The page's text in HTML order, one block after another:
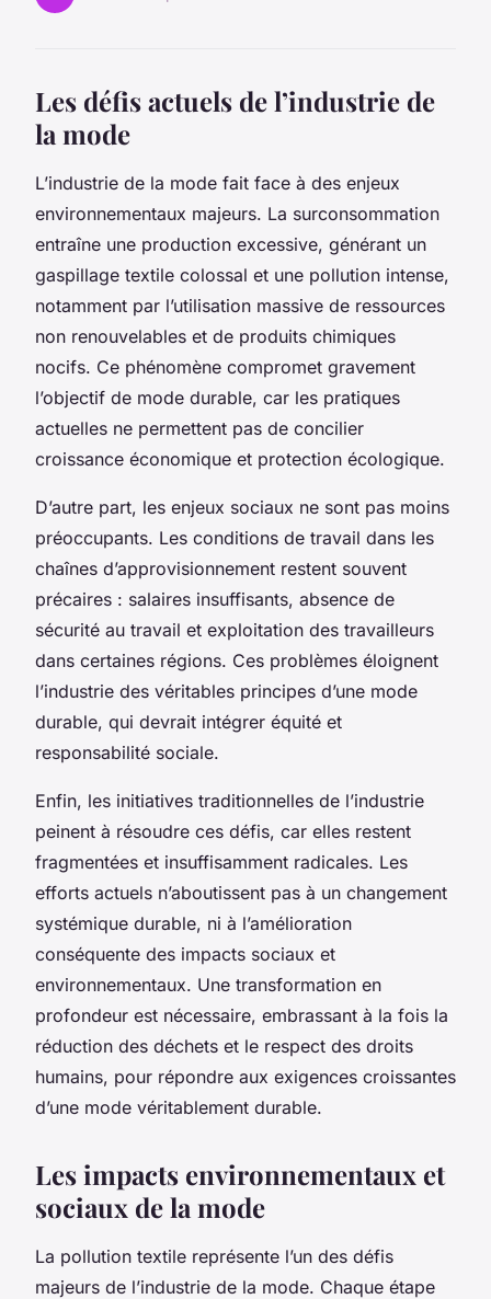
Les défis actuels de l’industrie de
la mode
L’industrie de la mode fait face à des enjeux
environnementaux majeurs. La surconsommation
entraîne une production excessive, générant un
gaspillage textile colossal et une pollution intense,
notamment par l’utilisation massive de ressources
non renouvelables et de produits chimiques
nocifs. Ce phénomène compromet gravement
l’objectif de mode durable, car les pratiques
actuelles ne permettent pas de concilier
croissance économique et protection écologique.
D’autre part, les enjeux sociaux ne sont pas moins
préoccupants. Les conditions de travail dans les
chaînes d’approvisionnement restent souvent
précaires : salaires insuffisants, absence de
sécurité au travail et exploitation des travailleurs
dans certaines régions. Ces problèmes éloignent
l’industrie des véritables principes d’une mode
durable, qui devrait intégrer équité et
responsabilité sociale.
Enfin, les initiatives traditionnelles de l’industrie
peinent à résoudre ces défis, car elles restent
fragmentées et insuffisamment radicales. Les
efforts actuels n’aboutissent pas à un changement
systémique durable, ni à l’amélioration
conséquente des impacts sociaux et
environnementaux. Une transformation en
profondeur est nécessaire, embrassant à la fois la
réduction des déchets et le respect des droits
humains, pour répondre aux exigences croissantes
d’une mode véritablement durable.
Les impacts environnementaux et
sociaux de la mode
La pollution textile représente l’un des défis
majeurs de l’industrie de la mode. Chaque étape